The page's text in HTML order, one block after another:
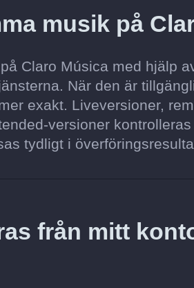
musik på
Claro Música med hjälp
När den är
exakt. Liveversioner,
versioner
tydligt i
från mitt